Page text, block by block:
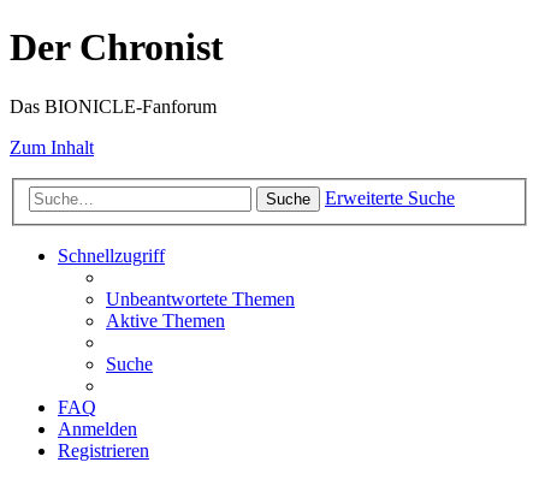
Der Chronist
Das BIONICLE-Fanforum
Zum Inhalt
Suche Erweiterte Suche
Schnellzugriff
Unbeantwortete Themen
Aktive Themen
Suche
FAQ
Anmelden
Registrieren